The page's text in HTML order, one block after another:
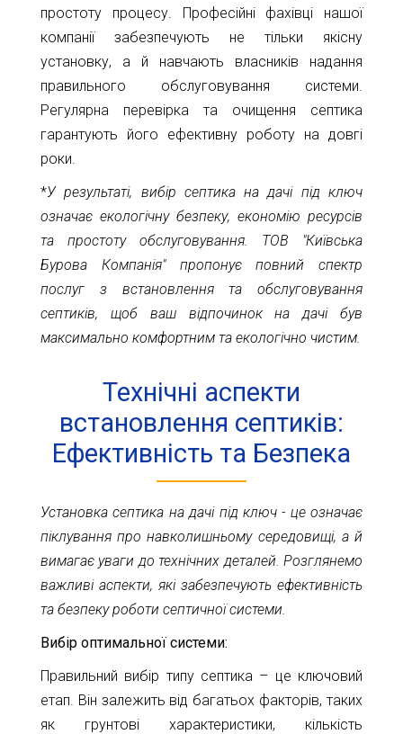
простоту процесу. Професійні фахівці нашої
компанії забезпечують не тільки якісну
установку, а й навчають власників надання
правильного обслуговування системи.
Регулярна перевірка та очищення септика
гарантують його ефективну роботу на довгі
роки.
*У результаті, вибір септика на дачі під ключ
означає екологічну безпеку, економію ресурсів
та простоту обслуговування. ТОВ "Київська
Бурова Компанія" пропонує повний спектр
послуг з встановлення та обслуговування
септиків, щоб ваш відпочинок на дачі був
максимально комфортним та екологічно чистим.
Технічні аспекти
встановлення септиків:
Ефективність та Безпека
Установка септика на дачі під ключ - це означає
піклування про навколишньому середовищі, а й
вимагає уваги до технічних деталей. Розглянемо
важливі аспекти, які забезпечують ефективність
та безпеку роботи септичної системи.
Вибір оптимальної системи:
Правильний вибір типу септика – це ключовий
етап. Він залежить від багатьох факторів, таких
як грунтові характеристики, кількість